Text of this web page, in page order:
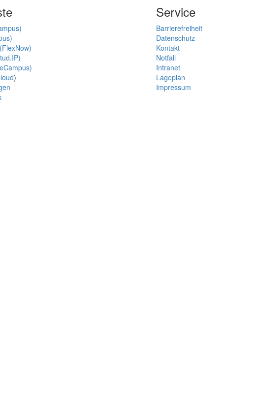
)
Service
Barrierefreiheit
Datenschutz
Kontakt
Notfall
Intranet
Lageplan
Impressum